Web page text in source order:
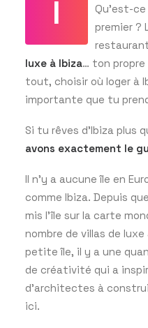
GET THE APP
I
Qu’est-
premier ?
luxe à Ibiza… ton propre
tout, choisir où loger à
importante que tu
Si tu rêves d’Ibiza plus
avons exactement le
Il n’y a aucune île en
comme Ibiza. Depuis
mis l’île sur la carte
nombre de villas de
petite île, il y a une
de créativité qui a
d’architectes à
ici.